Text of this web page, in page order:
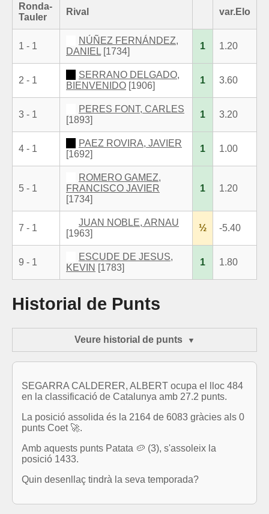
Ronda-
Tauler
Rival var.Elo
1 - 1
NÚÑEZ FERNÁNDEZ,
DANIEL [1734]
1 1.20
2 - 1
SERRANO DELGADO,
BIENVENIDO [1906]
1 3.60
3 - 1
PERES FONT, CARLES
[1893]
1 3.20
4 - 1
PAEZ ROVIRA, JAVIER
[1692]
1 1.00
5 - 1
ROMERO GAMEZ,
FRANCISCO JAVIER
[1734]
1 1.20
7 - 1
JUAN NOBLE, ARNAU
[1963]
½ -5.40
9 - 1
ESCUDE DE JESUS,
KEVIN [1783]
1 1.80
Historial de Punts
Veure historial de punts
SEGARRA CALDERER, ALBERT ocupa el lloc 484
en la classificació de Catalunya amb 27.2 punts.
La posició assolida és la 2164 de 6083 gràcies als 0
punts Coet 🚀.
Amb aquests punts Patata 🥔 (3), s'assoleix la
posició 1433.
Quin desenllaç tindrà la seva temporada?